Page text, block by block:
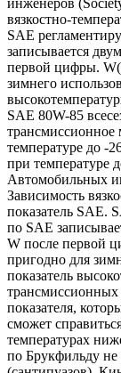
вязкостно-
SAE
записывается
первой цифры.
зимнего
SAE 80W-85
трансмиссионное
температуре до -
при температуре
Автомобильных
Зависимость
показатель SAE.
по SAE
W после первой
пригодно для
показатель
показателя,
сможет
температурах
по Брукфильду не